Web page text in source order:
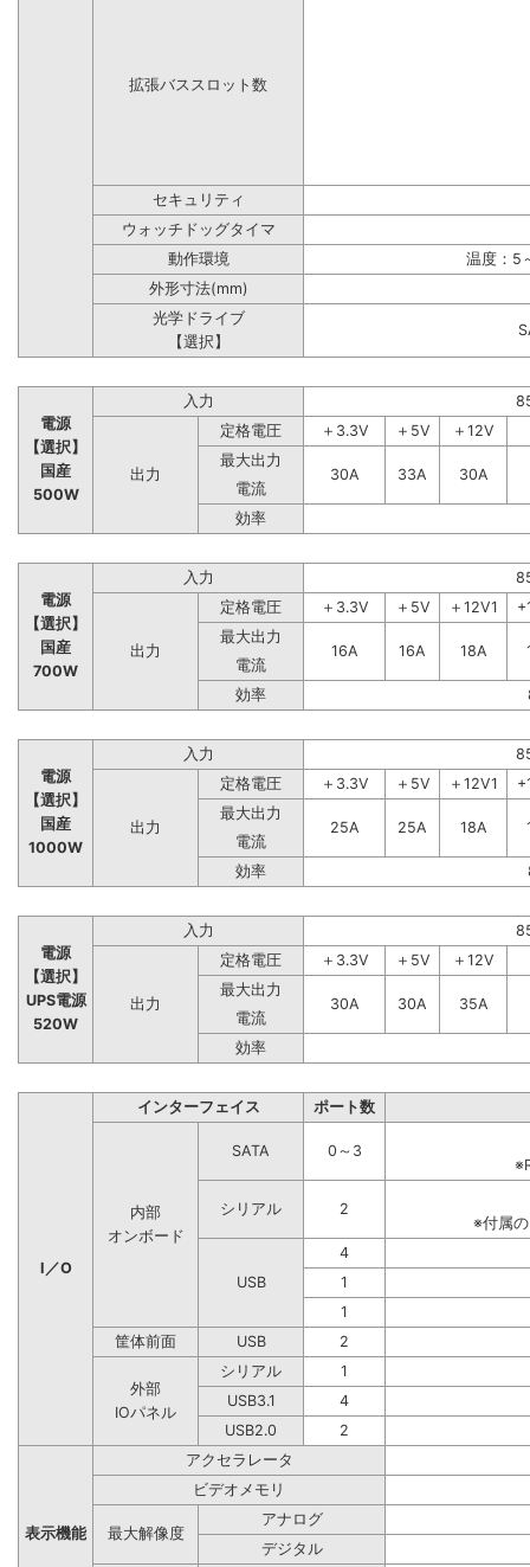
拡張バススロット数
セキュリティ
ウォッチドッグタイマ
動作環境
温度：5
外形寸法(mm)
光学ドライブ
【選択】
電源
【選択】
国産
500W
入力
出力
定格電圧 ＋3.3V ＋5V
＋12V
最大出力
30A
33A
30A
電流
効率
電源
【選択】
国産
700W
入力
出力
定格電圧 ＋3.3V ＋5V ＋12V1
最大出力
16A
16A 18A
電流
効率
電源
【選択】
国産
1000W
入力
出力
定格電圧 ＋3.3V ＋5V ＋12V1
最大出力
25A
25A 18A
電流
効率
電源
【選択】
UPS電源
520W
入力
出力
定格電圧 ＋3.3V ＋5V
＋12V
最大出力
30A
30A
35A
電流
効率
I／O
インターフェイス ポート数
内部
オンボード
SATA
0～3
シリアル
2
※付属
USB
4
1
1
筐体前面
USB 2
外部
IOパネル
シリアル
1
USB3.1
4
USB2.0
2
表示機能
アクセラレータ
ビデオメモリ
最大解像度
アナログ
デジタル